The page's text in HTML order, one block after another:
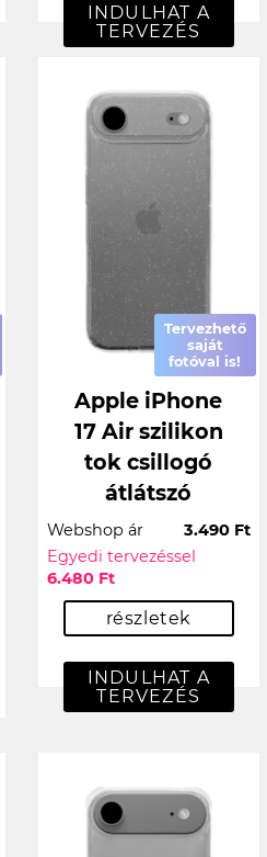
INDULHAT A
TERVEZÉS
Tervezhető
saját
fotóval is!
Apple iPhone
17 Air szilikon
tok csillogó
átlátszó
Webshop ár
3.490 Ft
Egyedi tervezéssel
6.480 Ft
részletek
INDULHAT A
TERVEZÉS